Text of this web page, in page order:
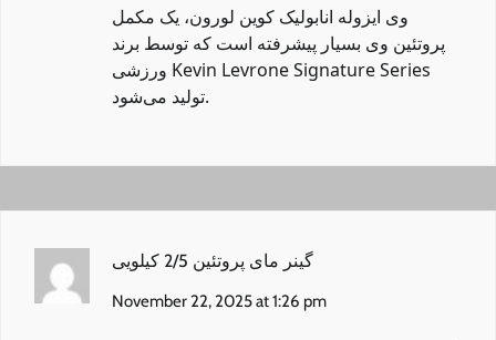
وی ایزوله انابولیک کوین لورون، یک مکمل
پروتئین وی بسیار پیشرفته است که توسط برند
ورزشی Kevin Levrone Signature Series
تولید می‌شود.
گینر مای پروتئین 2/5 کیلویی
November 22, 2025 at 1:26 pm